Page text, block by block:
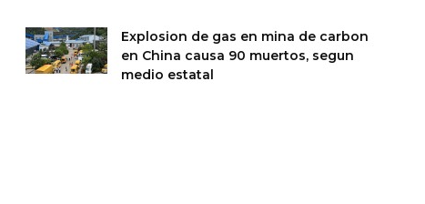
Explosion de gas en mina de carbon
en China causa 90 muertos, segun
medio estatal